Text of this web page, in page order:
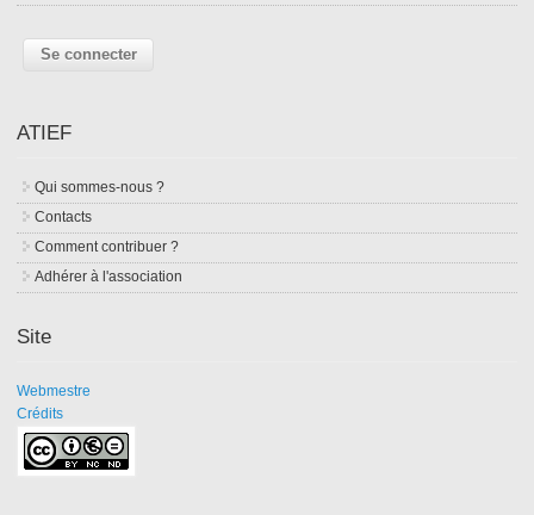
ATIEF
Qui sommes-nous ?
Contacts
Comment contribuer ?
Adhérer à l'association
Site
Webmestre
Crédits